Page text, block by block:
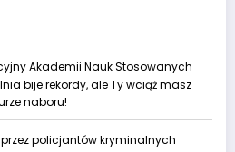
Akademii Nauk Stosowanych
bije rekordy, ale Ty wciąż masz
naboru!
policjantów kryminalnych